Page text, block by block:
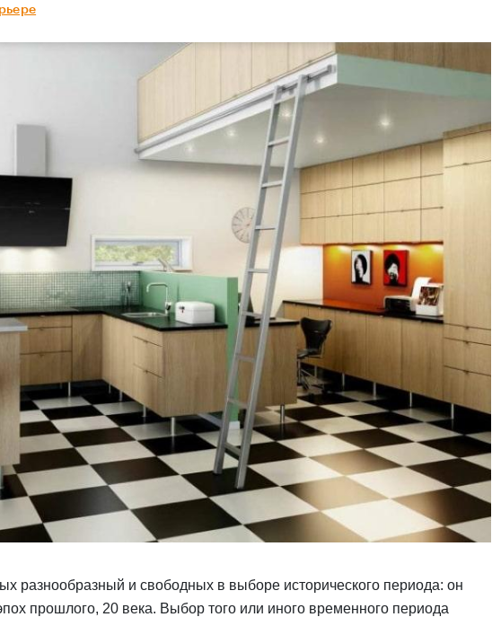
разнообразный и свободных в выборе исторического периода: он
прошлого, 20 века. Выбор того или иного временного периода